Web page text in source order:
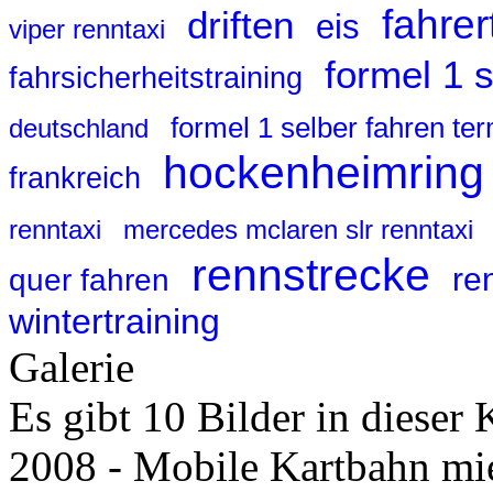
viper renntaxi
driften eis
fahrsicherheitstraining formel 1
deutschland formel 1 selber fahren
frankreich hockenheimring
renntaxi mercedes mclaren slr renntaxi
quer fahren rennstrecke
wintertraining
Galerie
Es gibt 10 Bilder in dieser
2008 - Mobile Kartbahn